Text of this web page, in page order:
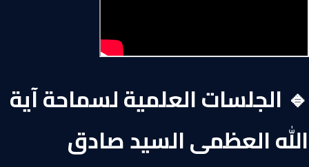
🔹 الجلسات العلمیة لسماحة آیة
الله العظمی السید صادق